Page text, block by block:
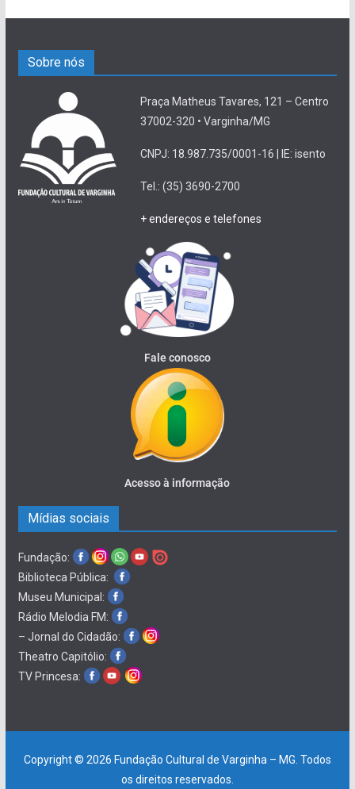
Sobre nós
Praça Matheus Tavares, 121 – Centro
37002-320 • Varginha/MG
CNPJ: 18.987.735/0001-16 | IE: isento
Tel.: (35) 3690-2700
+ endereços e telefones
Fale conosco
Acesso à informação
Mídias sociais
Fundação:
Biblioteca Pública:
Museu Municipal:
Rádio Melodia FM:
– Jornal do Cidadão:
Theatro Capitólio:
TV Princesa:
Copyright © 2026 Fundação Cultural de Varginha – MG . Todos
os direitos reservados.